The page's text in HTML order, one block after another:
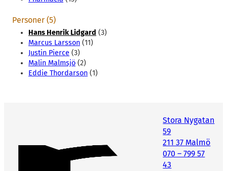
Personer (5)
Hans Henrik Lidgard (3)
Marcus Larsson (11)
Justin Pierce (3)
Malin Malmsjö (2)
Eddie Thordarson (1)
Stora Nygatan
59
211 37 Malmö
070 – 799 57
43